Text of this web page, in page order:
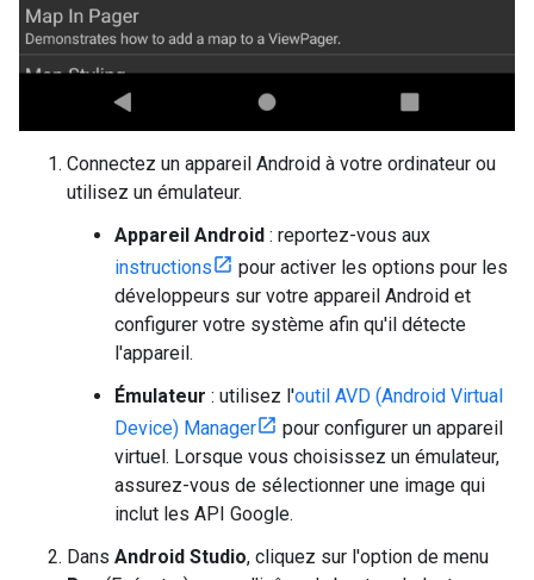
Connectez un appareil Android à votre ordinateur ou
utilisez un émulateur.
Appareil Android : reportez-vous aux
instructions
pour activer les options pour les
développeurs sur votre appareil Android et
configurer votre système afin qu'il détecte
l'appareil.
Émulateur : utilisez l'outil AVD (Android Virtual
Device) Manager
pour configurer un appareil
virtuel. Lorsque vous choisissez un émulateur,
assurez-vous de sélectionner une image qui
inclut les API Google.
Dans Android Studio, cliquez sur l'option de menu